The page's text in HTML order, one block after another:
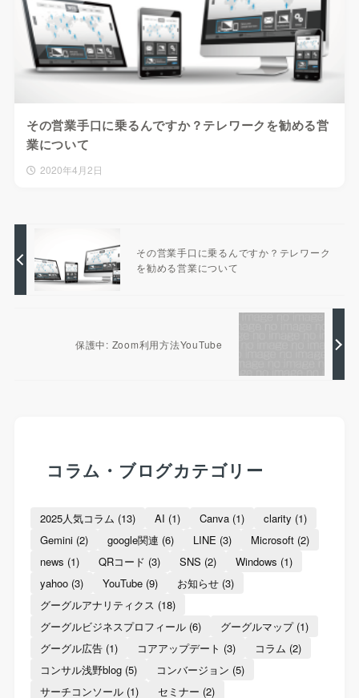
その営業手口に乗るんですか？テレワークを勧める営
業について
2020年4月2日
その営業手口に乗るんですか？テレワーク
を勧める営業について
保護中: Zoom利用方法YouTube
コラム・ブログカテゴリー
2025人気コラム (13) AI (1) Canva(1) clarity (1)
Gemini(2) google関連 (6) LINE (3) Microsoft(2)
news (1) QRコード (3) SNS (2) Windows (1)
yahoo(3) YouTube(9) お知らせ(3)
グーグルアナリティクス (18)
グーグルビジネスプロフィール(6) グーグルマップ(1)
グーグル広告(1) コアアップデート (3) コラム (2)
コンサル浅野blog(5) コンバージョン (5)
サーチコンソール(1) セミナー (2)